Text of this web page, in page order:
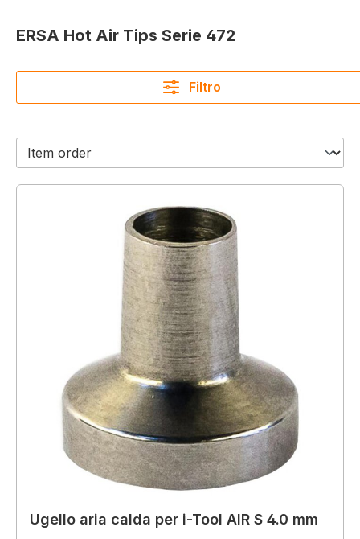
ERSA Hot Air Tips Serie 472
Filtro
Ugello aria calda per i-Tool AIR S 4.0 mm